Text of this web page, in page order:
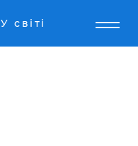
У світі